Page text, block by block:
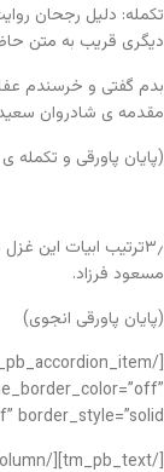
تکمله: دلیل رجحان
دیگری قریب به متن
مقدمه ی شادروان
(پایان پاورقی و تکمله
۳٫ترتیب ابیات این
مسعود فرزاد.
(پایان پاورقی انجوی)
[/tm_pb_text][/tm_pb_column][/tm_pb_row][/tm_pb_section]